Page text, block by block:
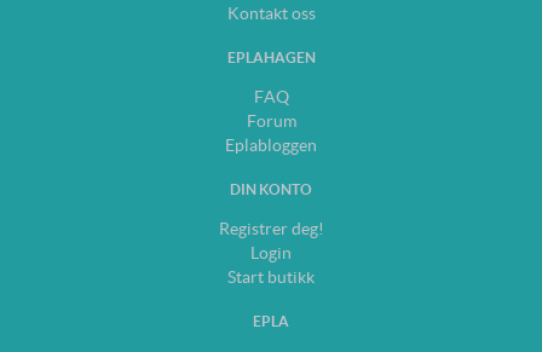
Kontakt oss
EPLAHAGEN
FAQ
Forum
Eplabloggen
DIN KONTO
Registrer deg!
Login
Start butikk
EPLA